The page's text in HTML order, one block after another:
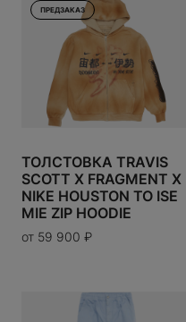
ПРЕДЗАКАЗ
ТОЛСТОВКА TRAVIS
SCOTT X FRAGMENT X
NIKE HOUSTON TO ISE
MIE ZIP HOODIE
от 59 900 ₽